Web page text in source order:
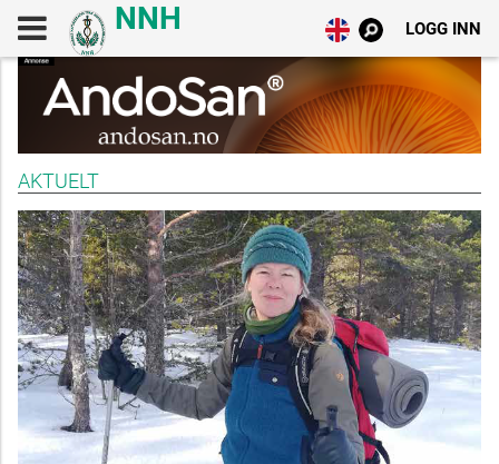
LOGG INN
AKTUELT